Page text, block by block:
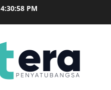
4:30:59 PM